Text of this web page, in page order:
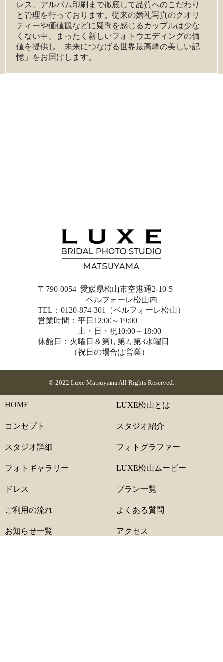
レス、アルバム印刷まで徹底して品質へのこだわり
と管理を行っております。従来の婚礼写真のクオリ
ティーや価値観などに疑問を感じるカップルは少な
くない中、まったく新しいフォトウエディングの価
値を提供し「未来につなげる世界最高峰の美しい記
憶」をお届けします。
〒790-0054 愛媛県松山市空港通2-10-5
ベルフォーレ松山内
TEL：0120-874-301（ベルフォーレ松山）
営業時間：平日12:00～19:00
土・日・祝10:00～18:00
休館日：火曜日＆第1, 第2, 第3水曜日
（祝日の場合は営業）
© 2022 Luxe Matsuyama All Rights Reserved.
HOME LUXE松山とは
コンセプト スタジオ紹介
スタジオ詳細 フォトグラファー
フォトギャラリー LUXE松山ムービー
ドレス プラン一覧
ご利用の流れ よくある質問
お知らせ一覧 アクセス